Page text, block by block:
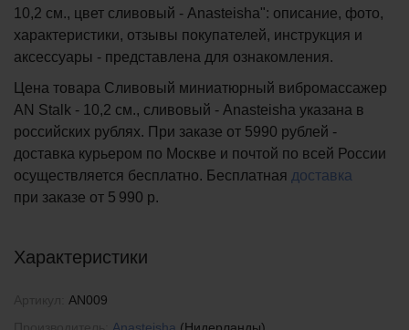
10,2 см., цвет сливовый - Anasteisha": описание, фото,
характеристики, отзывы покупателей, инструкция и
аксессуары - представлена для ознакомления.
Цена товара Сливовый миниатюрный вибромассажер
AN Stalk - 10,2 см., сливовый - Anasteisha указана в
российских рублях. При заказе от 5990 рублей -
доставка курьером по Москве и почтой по всей России
осуществляется бесплатно. Бесплатная доставка
при заказе от 5 990 р.
Характеристики
AN009